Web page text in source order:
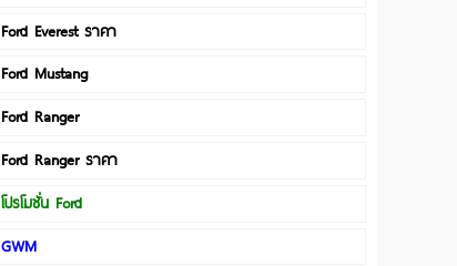
Ford Everest ราคา
Ford Mustang
Ford Ranger
Ford Ranger ราคา
โปรโมชั่น Ford
GWM